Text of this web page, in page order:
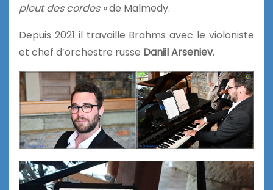
pleut des cordes »de Malmedy.
Depuis 2021 il travaille Brahms avec le violoniste
et chef d’orchestre russe Daniil Arseniev.